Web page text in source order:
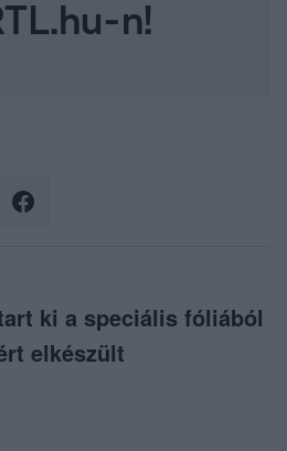
n!
ki a speciális fóliából
elkészült